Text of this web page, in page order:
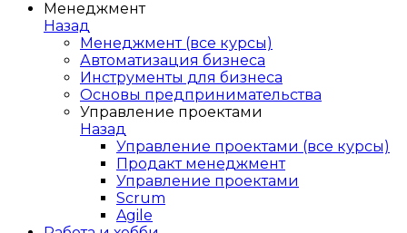
Менеджмент
Назад
Менеджмент (все курсы)
Автоматизация бизнеса
Инструменты для бизнеса
Основы предпринимательства
Управление проектами
Назад
Управление проектами (все курсы)
Продакт менеджмент
Управление проектами
Scrum
Agile